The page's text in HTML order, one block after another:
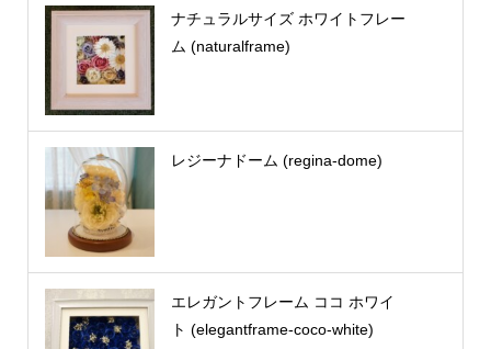
ナチュラルサイズ ホワイトフレー
ム (naturalframe)
レジーナドーム (regina-dome)
エレガントフレーム ココ ホワイ
ト (elegantframe-coco-white)